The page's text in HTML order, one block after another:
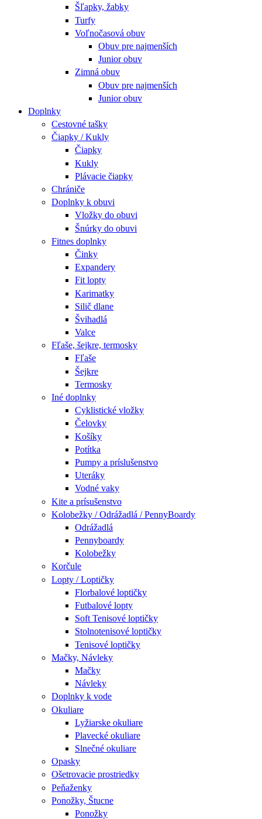
Šľapky, žabky
Turfy
Voľnočasová obuv
Obuv pre najmenších
Junior obuv
Zimná obuv
Obuv pre najmenších
Junior obuv
Doplnky
Cestovné tašky
Čiapky / Kukly
Čiapky
Kukly
Plávacie čiapky
Chrániče
Doplnky k obuvi
Vložky do obuvi
Šnúrky do obuvi
Fitnes doplnky
Činky
Expandery
Fit lopty
Karimatky
Silič dlane
Švihadlá
Valce
Fľaše, šejkre, termosky
Fľaše
Šejkre
Termosky
Iné doplnky
Cyklistické vložky
Čelovky
Košíky
Potítka
Pumpy a príslušenstvo
Uteráky
Vodné vaky
Kite a prísušenstvo
Kolobežky / Odrážadlá / PennyBoardy
Odrážadlá
Pennyboardy
Kolobežky
Korčule
Lopty / Loptičky
Florbalové loptičky
Futbalové lopty
Soft Tenisové loptičky
Stolnotenisové loptičky
Tenisové loptičky
Mačky, Návleky
Mačky
Návleky
Doplnky k vode
Okuliare
Lyžiarske okuliare
Plavecké okuliare
Slnečné okuliare
Opasky
Ošetrovacie prostriedky
Peňaženky
Ponožky, Štucne
Ponožky